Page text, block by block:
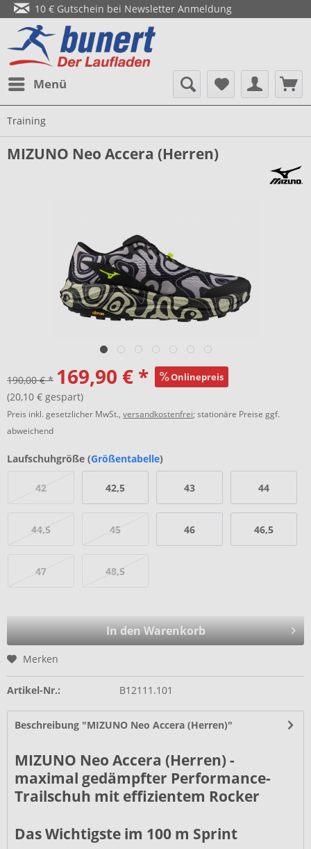
10 € Gutschein bei Newsletter Anmeldung
Menü
Training
MIZUNO Neo Accera (Herren)
190,00 € * 169,90 € * Onlinepreis
(20,10 € gespart)
Preis inkl. gesetzlicher MwSt., versandkostenfrei; stationäre Preise ggf.
abweichend
Laufschuhgröße (Größentabelle)
42 42,5 43 44
44,5 45 46 46,5
47 48,5
In den Warenkorb
Merken
Artikel-Nr.: B12111.101
Beschreibung "MIZUNO Neo Accera (Herren)"
MIZUNO Neo Accera (Herren) -
maximal gedämpfter Performance-
Trailschuh mit effizientem Rocker
Das Wichtigste im 100 m Sprint